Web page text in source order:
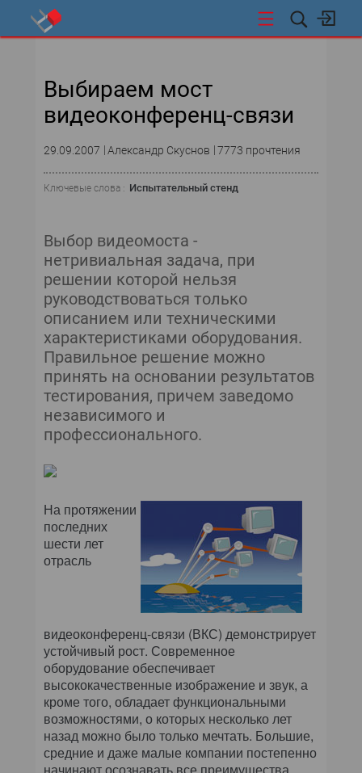
Выбираем мост
видеоконференц-связи
29.09.2007 Александр Скуснов 7773 прочтения
Ключевые слова : Испытательный стенд
Выбор видеомоста -
нетривиальная задача, при
решении которой нельзя
руководствоваться только
описанием или техническими
характеристиками оборудования.
Правильное решение можно
принять на основании результатов
тестирования, причем заведомо
независимого и
профессионального.
На протяжении
последних
шести лет
отрасль
видеоконференц-связи (ВКС) демонстрирует
устойчивый рост. Современное
оборудование обеспечивает
высококачественные изображение и звук, а
кроме того, обладает функциональными
возможностями, о которых несколько лет
назад можно было только мечтать. Большие,
средние и даже малые компании постепенно